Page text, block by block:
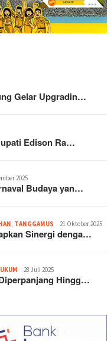
Gelar Upgradin…
Edison Ra…
2025
Budaya yan…
TANGGAMUS 21 Oktober 2025
Sinergi denga…
28 Juli 2025
Hingg…